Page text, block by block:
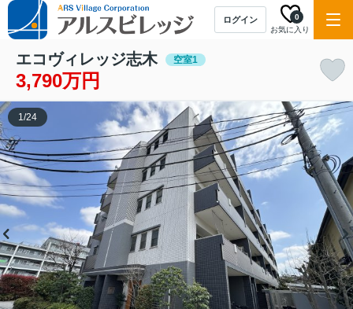
ログイン
お気に入り
0
エコヴィレッジ志木 空室1
3,790万円
1/24